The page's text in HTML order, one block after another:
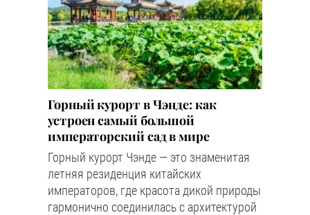
Горный курорт в Чэнде: как
устроен самый большой
императорский сад в мире
Горный курорт Чэнде — это знаменитая
летняя резиденция китайских
императоров, где красота дикой природы
гармонично соединилась с архитектурой